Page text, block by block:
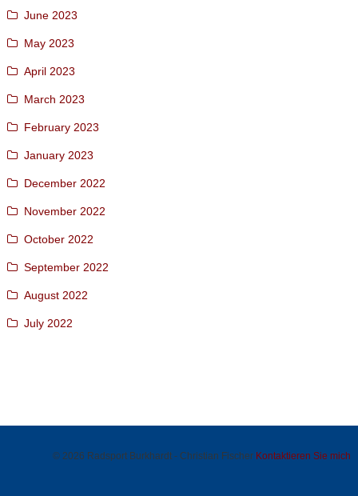
June 2023
May 2023
April 2023
March 2023
February 2023
January 2023
December 2022
November 2022
October 2022
September 2022
August 2022
July 2022
© 2026 Radsport Burkhardt - Christian Fischer Kontaktieren Sie mich